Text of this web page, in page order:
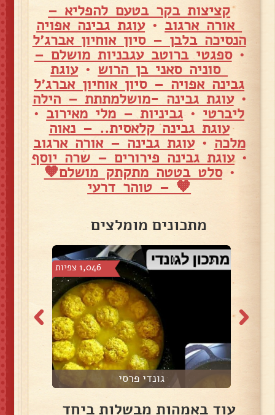
קציצות בקר בטעם להפליא –
אורה ארגוב •עוגת גבינה אפויה
הנסיכה בלבן – סיון אוחיון אברג׳ל
•ספגטי ברוטב עגבניות מושלם –
סוניה סאני בן הרוש •עוגת
גבינה אפויה – סיון אוחיון אברג׳ל
•עוגת גבינה -מושלמתתת – הילה
ליברטי •גביניות – מלי מאירוב •
עוגת גבינה קלאסית.. – נאוה
מלכה •עוגת גבינה – אורה ארגוב
•עוגת גבינה פירורים – שרה יוסף
•סלט בטטה מתקתק מושלם🧡
🧡 – טוהר דרעי
מתכונים מומלצים
1,046 צפיות
גונדי פרסי
עוד באמהות מבשלות ביחד